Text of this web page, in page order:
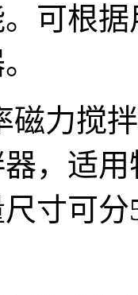
可根
磁力搅
，适
寸可